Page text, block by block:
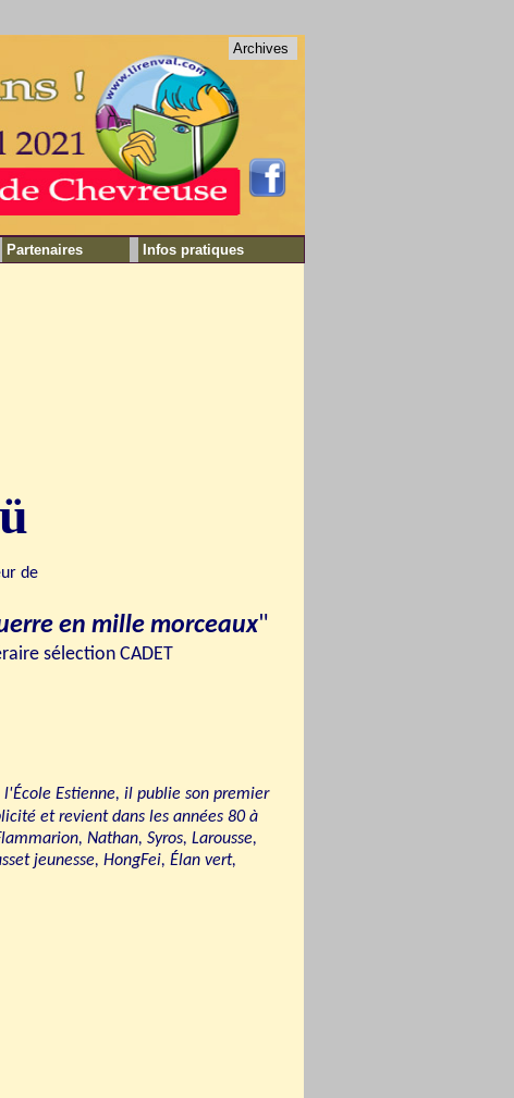
de
en mille morceaux"
sélection CADET
l'École Estienne, il publie son premier
et revient dans les années 80 à
Nathan, Syros, Larousse,
jeunesse, HongFei, Élan vert,
Partenaires Infos pratiques
Archives